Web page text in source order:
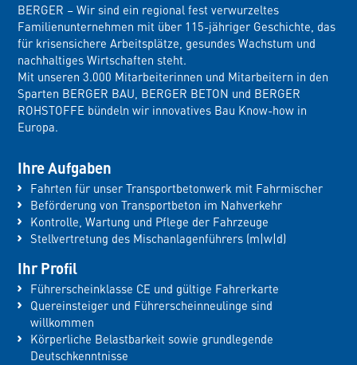
BERGER – Wir sind ein regional fest verwurzeltes
Familienunternehmen mit über 115-jähriger Geschichte, das
für krisensichere Arbeitsplätze, gesundes Wachstum und
nachhaltiges Wirtschaften steht.
Mit unseren 3.000 Mitarbeiterinnen und Mitarbeitern in den
Sparten BERGER BAU, BERGER BETON und BERGER
ROHSTOFFE bündeln wir innovatives Bau Know-how in
Europa.
Ihre Aufgaben
Fahrten für unser Transportbetonwerk mit Fahrmischer
Beförderung von Transportbeton im Nahverkehr
Kontrolle, Wartung und Pflege der Fahrzeuge
Stellvertretung des Mischanlagenführers (m|w|d)
Ihr Profil
Führerscheinklasse CE und gültige Fahrerkarte
Quereinsteiger und Führerscheinneulinge sind
willkommen
Körperliche Belastbarkeit sowie grundlegende
Deutschkenntnisse